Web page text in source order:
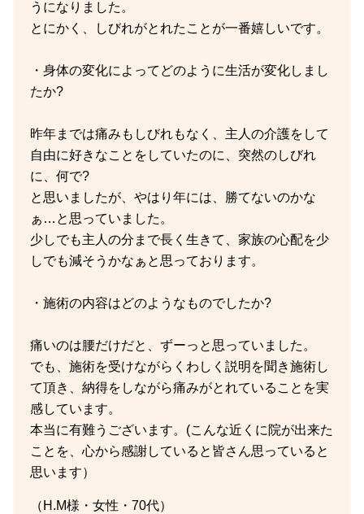
うになりました。
とにかく、しびれがとれたことが一番嬉しいです。
・身体の変化によってどのように生活が変化しまし
たか?
昨年までは痛みもしびれもなく、主人の介護をして
自由に好きなことをしていたのに、突然のしびれ
に、何で?
と思いましたが、やはり年には、勝てないのかな
ぁ…と思っていました。
少しでも主人の分まで長く生きて、家族の心配を少
しでも減そうかなぁと思っております。
・施術の内容はどのようなものでしたか?
痛いのは腰だけだと、ずーっと思っていました。
でも、施術を受けながらくわしく説明を聞き施術し
て頂き、納得をしながら痛みがとれていることを実
感しています。
本当に有難うございます。(こんな近くに院が出来た
ことを、心から感謝していると皆さん思っていると
思います）
（H.M様・女性・70代）